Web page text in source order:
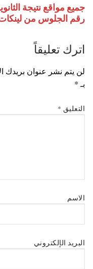
رقم الجلوس من لينكات
اترك تعليقاً
لن يتم نشر عنوان بريدك
بـ *
التعليق *
الاسم
البريد الإلكتروني